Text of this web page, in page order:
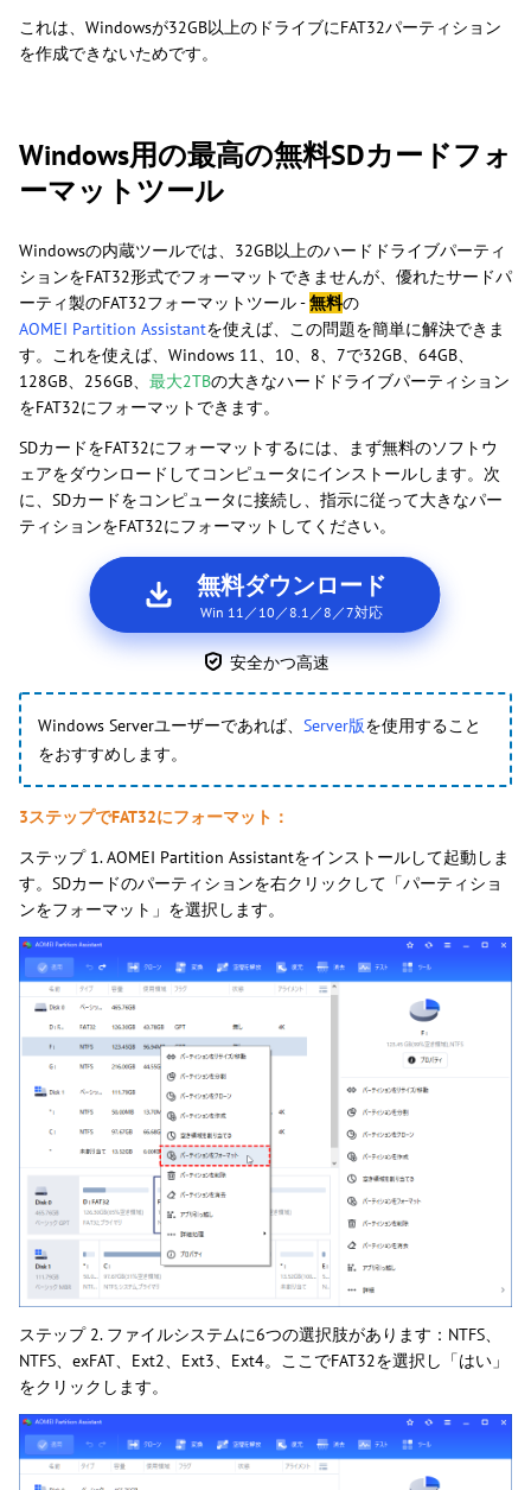
これは、Windowsが32GB以上のドライブにFAT32パーティション
を作成できないためです。
Windows用の最高の無料SDカードフォ
ーマットツール
Windowsの内蔵ツールでは、32GB以上のハードドライブパーティ
ションをFAT32形式でフォーマットできませんが、優れたサードパ
ーティ製のFAT32フォーマットツール -無料の
AOMEI Partition Assistantを使えば、この問題を簡単に解決できま
す。これを使えば、Windows 11、10、8、7で32GB、64GB、
128GB、256GB、 最大2TBの大きなハードドライブパーティション
をFAT32にフォーマットできます。
SDカードをFAT32にフォーマットするには、まず無料のソフトウ
ェアをダウンロードしてコンピュータにインストールします。次
に、SDカードをコンピュータに接続し、指示に従って大きなパー
ティションをFAT32にフォーマットしてください。
無料ダウンロード
Win 11／10／8.1／8／7対応
安全かつ高速
Windows Serverユーザーであれば、 Server版を使用すること
をおすすめします。
3ステップでFAT32にフォーマット：
ステップ 1. AOMEI Partition Assistantをインストールして起動しま
す。SDカードのパーティションを右クリックして「パーティショ
ンをフォーマット」を選択します。
ステップ 2. ファイルシステムに6つの選択肢があります：NTFS、
NTFS、exFAT、Ext2、Ext3、Ext4。ここでFAT32を選択し「はい」
をクリックします。